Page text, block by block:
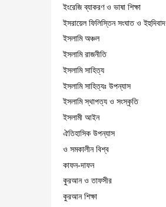
ইংরেজি ব্যাকরণ ও ভাষা শিক্ষা
ইসরায়েল ফিলিস্তিন সংঘাত ও ইহুদিবাদ
ইসলামি অঞ্চল
ইসলামি রাজনীতি
ইসলামি সাহিত্য
ইসলামি সাহিত্যঃ উপন্যাস
ইসলামি স্থাপত্য ও সংস্কৃতি
ইসলামী আইন
ঐতিহাসিক উপন্যাস
ও সমকালীন বিশ্ব
কাফন-দাফন
কুরআন ও তাফসীর
কুরআন শিক্ষা